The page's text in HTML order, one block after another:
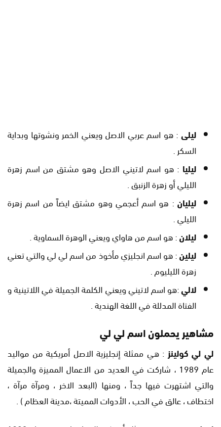
ليلى : هو اسم عربي الاصل ويعني الخمر ونشوتها وبداية
السكر .
ليليا : هو اسم لاتيني الاصل وهو مشتق من اسم زهرة
الليلي أو زهرة الزنبق .
ليليان : هو اسم أعجمي وهو مشتق ايضاً من اسم زهرة
الليلي .
ليلان: هو اسم من هاواي ويعني الوهرة السماوية .
ليلين: هو اسم انجليزي مأخوذ من اسم لي لي والتي تعني
زهرة الليليوم .
لالي:هو اسم لاتيني ويعني الكلمة الجميلة في اللاتينية و
الفتاة المدللة في اللغة الهندية .
مشاهير يحملون اسم لي لي
لي لي كولينز : هي ممثلة إنجليزية الاصل أمريكية من مواليد
عام 1989 ، شاركت في العديد من الاعمال المميزة والجميلة
والتي اشتهرت فيها جداً ، ومنها (البعد الاخر ، ومرآة مرآة ،
اختطاف ، عالق في الحب ، الأدوات المميتة ،مدينة العظام ) .